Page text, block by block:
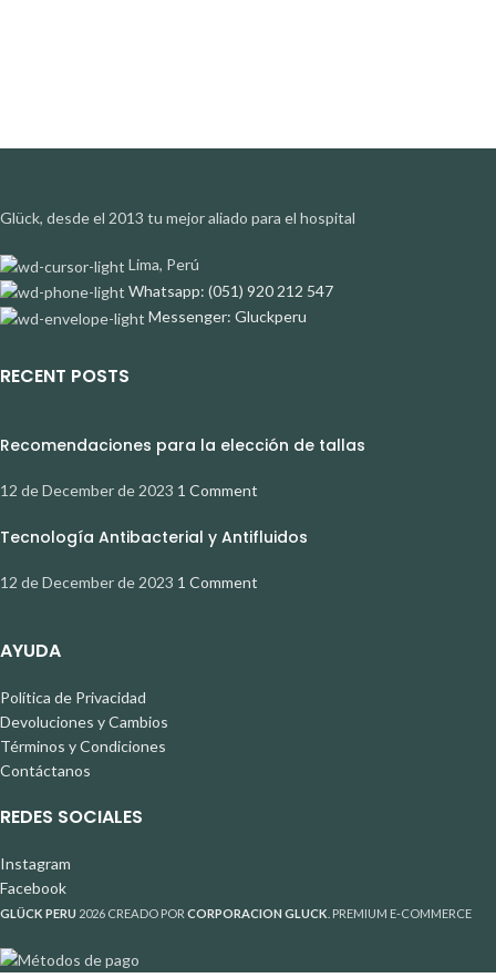
Glück, desde el 2013 tu mejor aliado para el hospital
Lima, Perú
Whatsapp: (051) 920 212 547
Messenger: Gluckperu
RECENT POSTS
Recomendaciones para la elección de tallas
12 de December de 2023 1 Comment
Tecnología Antibacterial y Antifluidos
12 de December de 2023 1 Comment
AYUDA
Política de Privacidad
Devoluciones y Cambios
Términos y Condiciones
Contáctanos
REDES SOCIALES
Instagram
Facebook
GLÜCK PERU 2026 CREADO POR CORPORACION GLUCK . PREMIUM E-COMMERCE